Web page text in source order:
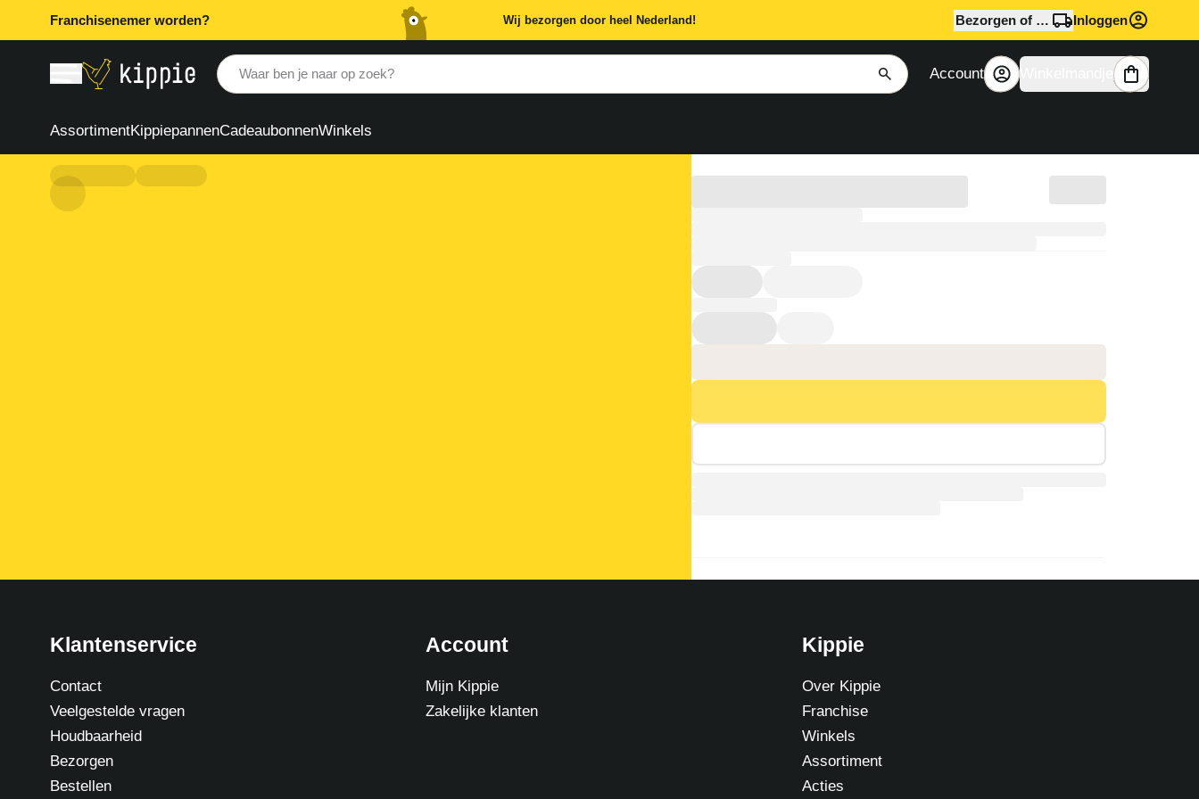
Franchisenemer worden? Wij bezorgen door heel Nederland! Bezorgen of afhalen?Inloggen
Waar ben je naar op zoek? Account
AssortimentKippiepannenCadeaubonnenWinkels
Klantenservice
Contact
Veelgestelde vragen
Houdbaarheid
Bezorgen
Bestellen
Account
Mijn Kippie
Zakelijke klanten
Kippie
Over Kippie
Franchise
Winkels
Assortiment
Acties